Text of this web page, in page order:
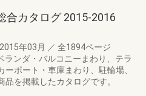
合カタログ 2015‐2016
2015年03月 ／ 全1894ページ
ンダ・バルコニーまわり、テラ
ポート・車庫まわり、駐輪場、
を掲載したカタログです。